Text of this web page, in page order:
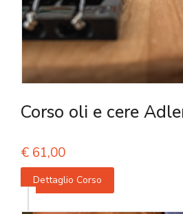
Corso oli e cere
€ 61,00
Dettaglio Corso